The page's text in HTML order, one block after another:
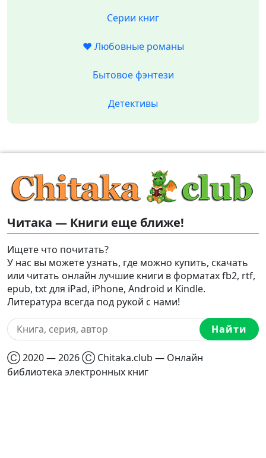
Серии книг
❤️ Любовные романы
Бытовое фэнтези
Детективы
Читака — Книги еще ближе!
Ищете что почитать?
У нас вы можете узнать, где можно купить, скачать
или читать онлайн лучшие книги в форматах fb2, rtf,
epub, txt для iPad, iPhone, Android и Kindle.
Литература всегда под рукой с нами!
Найти
Ⓒ 2020 — 2026 Ⓒ Chitaka.club — Онлайн
библиотека электронных книг